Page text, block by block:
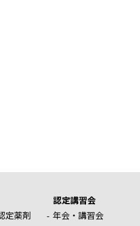
定薬剤
認定講習会
年会・講習会